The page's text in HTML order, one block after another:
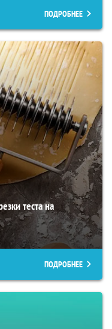
ПОДРОБНЕЕ
теста на
ПОДРОБНЕЕ